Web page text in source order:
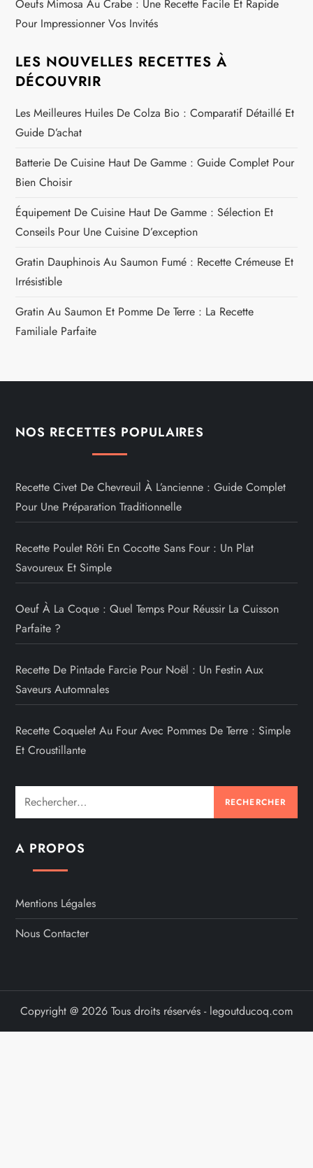
Oeufs Mimosa Au Crabe : Une Recette Facile Et Rapide
Pour Impressionner Vos Invités
LES NOUVELLES RECETTES À
DÉCOUVRIR
Les Meilleures Huiles De Colza Bio : Comparatif Détaillé Et
Guide D’achat
Batterie De Cuisine Haut De Gamme : Guide Complet Pour
Bien Choisir
Équipement De Cuisine Haut De Gamme : Sélection Et
Conseils Pour Une Cuisine D’exception
Gratin Dauphinois Au Saumon Fumé : Recette Crémeuse Et
Irrésistible
Gratin Au Saumon Et Pomme De Terre : La Recette
Familiale Parfaite
NOS RECETTES POPULAIRES
Recette Civet De Chevreuil À L’ancienne : Guide Complet
Pour Une Préparation Traditionnelle
Recette Poulet Rôti En Cocotte Sans Four : Un Plat
Savoureux Et Simple
Oeuf À La Coque : Quel Temps Pour Réussir La Cuisson
Parfaite ?
Recette De Pintade Farcie Pour Noël : Un Festin Aux
Saveurs Automnales
Recette Coquelet Au Four Avec Pommes De Terre : Simple
Et Croustillante
Rechercher :
A PROPOS
Mentions Légales
Nous Contacter
Copyright @ 2026 Tous droits réservés - legoutducoq.com